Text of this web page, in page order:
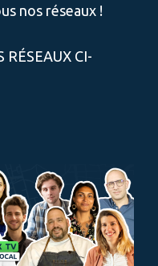
nos réseaux !
RÉSEAUX CI-